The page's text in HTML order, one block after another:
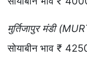
मुर्तिजापुर मंडी
सोयाबीन भाव ₹